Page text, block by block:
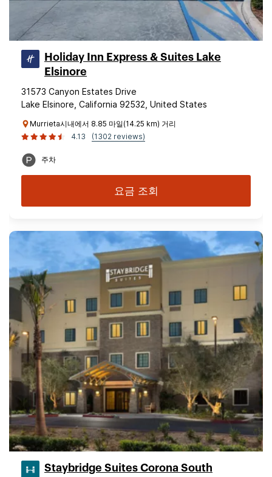
Holiday Inn Express & Suites Lake
Elsinore
31573 Canyon Estates Drive
Lake Elsinore, California 92532, United States
Murrieta시내에서 8.85 마일(14.25 km) 거리
4.13
(1302 reviews)
주차
요금 조회
Staybridge Suites Corona South